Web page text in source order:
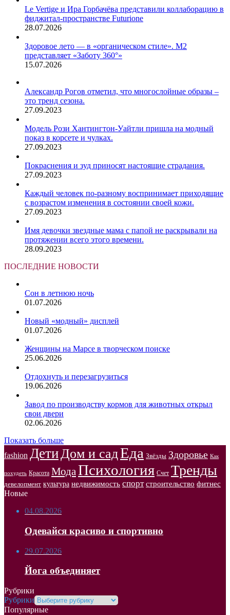
Le Vertige и Ира Горбачёва представили коллаборацию в
фиджитал-пространстве Futurione
28.07.2026
Здоровое лето — в «органическом стиле». М2
представляет «Заботу 360°»
15.07.2026
Александр Рогов отметил, что многослойные образы –
это тренд сезона.
27.09.2023
Модель Рози Хантингтон-Уайтли пришла на модный
показ в корсете и чулках.
27.09.2023
Покраснения и зуд приносят настоящие страдания.
27.09.2023
Каждый человек по-разному воспринимает приходящие
с возрастом изменения в состоянии своей кожи.
27.09.2023
Имя девочки звездные мама с папой не раскрывали на
протяжении всего этого времени.
28.09.2023
ПОСЛЕДНИЕ НОВОСТИ
Сон в летнюю ночь
01.07.2026
Новый «модный» дисплей
01.07.2026
Женщины на Марсе в творческом поиске
25.06.2026
Отдохнуть и перезагрузиться
19.06.2026
Завод по производству кормов для животных открыл
свои двери
02.06.2026
Показать больше
fashion ДетиДом и садЕда Звёзды Здоровье Как
похудеть Красота Мода Психология Счет Тренды
девелопмент культура недвижимость спорт строительство фитнес
Новые
04.08.2026
Одевайся красиво и спортивно
29.07.2026
Йога объединяет
Рубрики
Рубрики
Популярные